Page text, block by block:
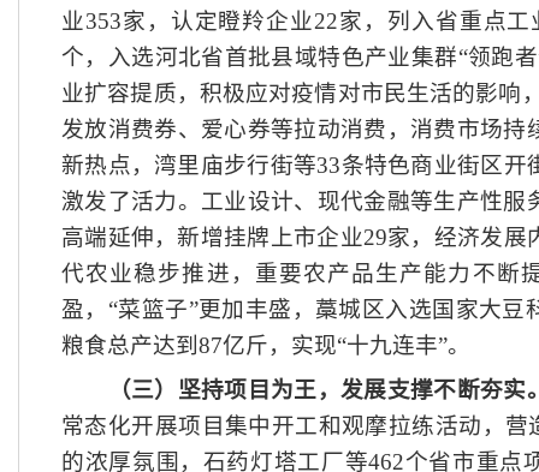
业353家，认定瞪羚企业22家，列入省重点
个，入选河北省首批县域特色产业集群“领跑
业扩容提质，积极应对疫情对市民生活的影响
发放消费券、爱心券等拉动消费，消费市场持
新热点，湾里庙步行街等33条特色商业街区开
激发了活力。工业设计、现代金融等生产性服
高端延伸，新增挂牌上市企业29家，经济发展
代农业稳步推进，重要农产品生产能力不断
盈，“菜篮子”更加丰盛，藁城区入选国家大豆
粮食总产达到87亿斤，实现“十九连丰”。
（三）坚持项目为王，发展支撑不断夯实
常态化开展项目集中开工和观摩拉练活动，营
的浓厚氛围，石药灯塔工厂等462个省市重点